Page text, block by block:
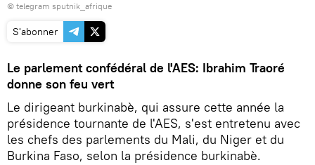
© telegram sputnik_afrique
S'abonner
Le parlement confédéral de l'AES: Ibrahim Traoré
donne son feu vert
Le dirigeant burkinabè, qui assure cette année la
présidence tournante de l'AES, s'est entretenu avec
les chefs des parlements du Mali, du Niger et du
Burkina Faso, selon la présidence burkinabè.